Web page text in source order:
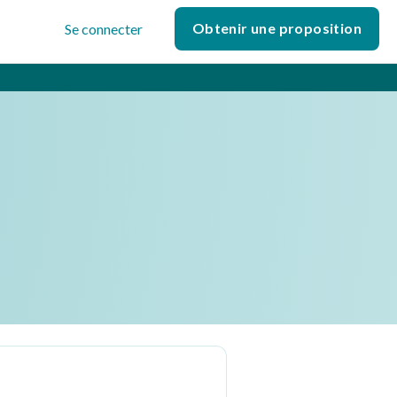
Se connecter Obtenir une proposition